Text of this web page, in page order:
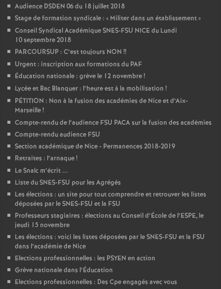
Audience DSDEN 06 du 18 juillet 2018
Stage de formation syndicale : « Militer dans un établissement»
Conseil Syndical Académique SNES-FSU NICE du Lundi
10 septembre 2018
PARCOURSUP : C’est toujours NON !!
Urgent : inscription aux formations du PAF
Éducation nationale : grève le 12 novembre!
Lycée et Bac Blanquer : l’heure est à la mobilisation !
PÉTITION : Non à la fusion des académies de Nice et d’Aix-
Marseille!
Compte-rendu de l’audience FSU PACA sur la fusion des académies
Compte-rendu audience FSU
Section académique de Nice - Permanences 2018-2019
Retraites : l’arnaque!
Le Snalc m’écrit ...
Liste du SNES-FSU pour les Agrégés
Les élections : un site pour tout comprendre et retrouver les listes
déposées par le SNES-FSU et la FSU
Professeurs stagiaires : élections au Conseil d’École de l’ESPE, le
jeudi 15 novembre
Les élections : voici les listes déposées par le SNES-FSU et la FSU
dans l’académie de Nice
Elections professionnelles : les PSYEN en action
Grève nationale dans l’Éducation
Elections professionnelles : Des Cpe engagés avec vous